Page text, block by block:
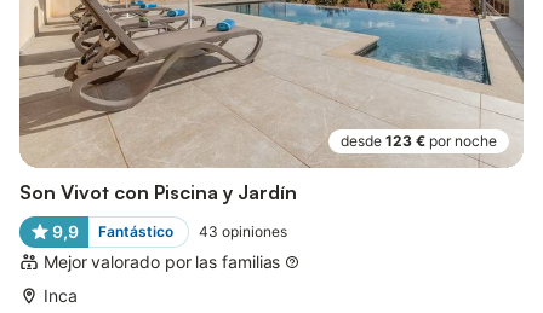
desde 123 € por noche
Son Vivot con Piscina y Jardín
9,9 Fantástico 43 opiniones
Mejor valorado por las familias
Inca